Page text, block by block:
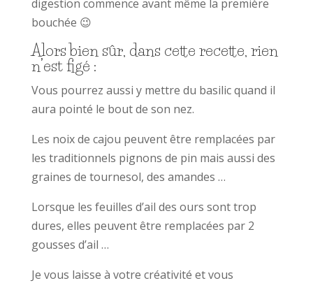
digestion commence avant même la première
bouchée 😉
Alors bien sûr, dans cette recette, rien
n’est figé :
Vous pourrez aussi y mettre du basilic quand il
aura pointé le bout de son nez.
Les noix de cajou peuvent être remplacées par
les traditionnels pignons de pin mais aussi des
graines de tournesol, des amandes …
Lorsque les feuilles d’ail des ours sont trop
dures, elles peuvent être remplacées par 2
gousses d’ail …
Je vous laisse à votre créativité et vous